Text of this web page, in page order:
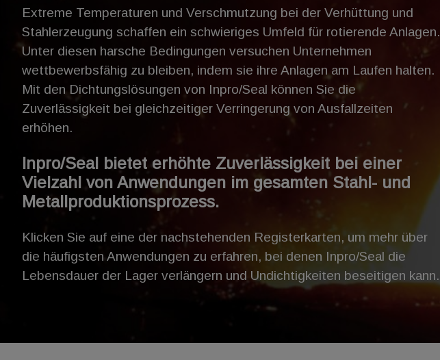
Extreme Temperaturen und Verschmutzung bei der Verhüttung und
Stahlerzeugung schaffen ein schwieriges Umfeld für rotierende Anlagen.
Unter diesen harsche Bedingungen versuchen Unternehmen
wettbewerbsfähig zu bleiben, indem sie ihre Anlagen am Laufen halten.
Mit den Dichtungslösungen von Inpro/Seal können Sie die
Zuverlässigkeit bei gleichzeitiger Verringerung von Ausfallzeiten
erhöhen.
Inpro/Seal bietet erhöhte Zuverlässigkeit bei einer
Vielzahl von Anwendungen im gesamten Stahl- und
Metallproduktionsprozess.
Klicken Sie auf eine der nachstehenden Registerkarten, um mehr über
die häufigsten Anwendungen zu erfahren, bei denen Inpro/Seal die
Lebensdauer der Lager verlängern und Undichtigkeiten beseitigen kann.